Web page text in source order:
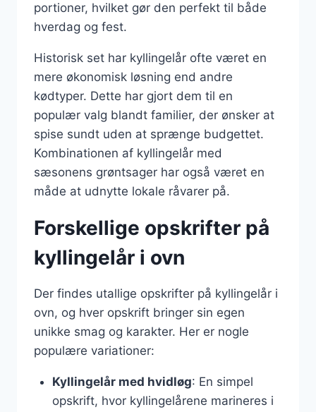
portioner, hvilket gør den perfekt til både
hverdag og fest.
Historisk set har kyllingelår ofte været en
mere økonomisk løsning end andre
kødtyper. Dette har gjort dem til en
populær valg blandt familier, der ønsker at
spise sundt uden at sprænge budgettet.
Kombinationen af kyllingelår med
sæsonens grøntsager har også været en
måde at udnytte lokale råvarer på.
Forskellige opskrifter på
kyllingelår i ovn
Der findes utallige opskrifter på kyllingelår i
ovn, og hver opskrift bringer sin egen
unikke smag og karakter. Her er nogle
populære variationer:
Kyllingelår med hvidløg: En simpel
opskrift, hvor kyllingelårene marineres i